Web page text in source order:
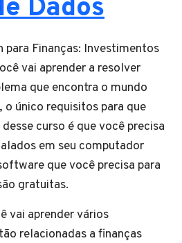
Dados
para Finanças: Investimentos
vai aprender a resolver
que encontra o mundo
único requisitos para que
curso é que você precisa
em seu computador
que você precisa para
gratuitas.
vai aprender vários
relacionadas a finanças